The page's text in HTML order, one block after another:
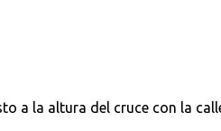
a la altura del cruce con la